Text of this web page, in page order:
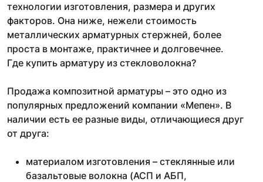
технологии изготовления, размера и других
факторов. Она ниже, нежели стоимость
металлических арматурных стержней, более
проста в монтаже, практичнее и долговечнее.
Где купить арматуру из стекловолокна?
Продажа композитной арматуры – это одно из
популярных предложений компании «Мепен». В
наличии есть ее разные виды, отличающиеся друг
от друга:
материалом изготовления – стеклянные или
базальтовые волокна (АСП и АБП,